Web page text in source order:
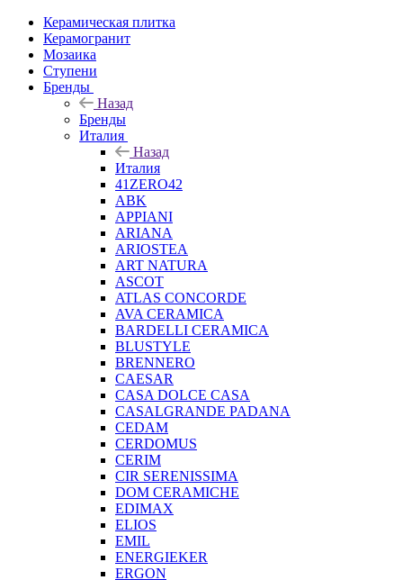
Керамическая плитка
Керамогранит
Мозаика
Ступени
Бренды
Назад
Бренды
Италия
Назад
Италия
41ZERO42
ABK
APPIANI
ARIANA
ARIOSTEA
ART NATURA
ASCOT
ATLAS CONCORDE
AVA CERAMICA
BARDELLI CERAMICA
BLUSTYLE
BRENNERO
CAESAR
CASA DOLCE CASA
CASALGRANDE PADANA
CEDAM
CERDOMUS
CERIM
CIR SERENISSIMA
DOM CERAMICHE
EDIMAX
ELIOS
EMIL
ENERGIEKER
ERGON